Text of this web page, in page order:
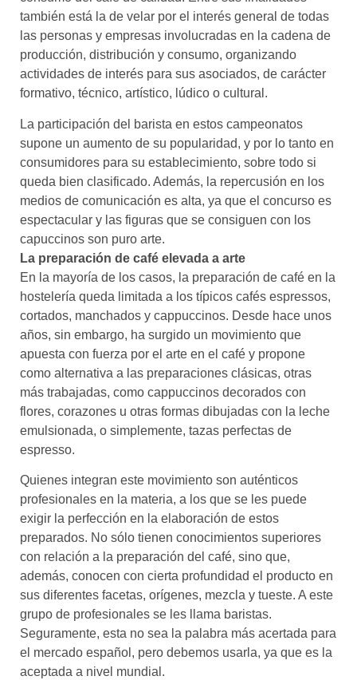
también está la de velar por el interés general de todas
las personas y empresas involucradas en la cadena de
producción, distribución y consumo, organizando
actividades de interés para sus asociados, de carácter
formativo, técnico, artístico, lúdico o cultural.
La participación del barista en estos campeonatos
supone un aumento de su popularidad, y por lo tanto en
consumidores para su establecimiento, sobre todo si
queda bien clasificado. Además, la repercusión en los
medios de comunicación es alta, ya que el concurso es
espectacular y las figuras que se consiguen con los
capuccinos son puro arte.
La preparación de café elevada a arte
En la mayoría de los casos, la preparación de café en la
hostelería queda limitada a los típicos cafés espressos,
cortados, manchados y cappuccinos. Desde hace unos
años, sin embargo, ha surgido un movimiento que
apuesta con fuerza por el arte en el café y propone
como alternativa a las preparaciones clásicas, otras
más trabajadas, como cappuccinos decorados con
flores, corazones u otras formas dibujadas con la leche
emulsionada, o simplemente, tazas perfectas de
espresso.
Quienes integran este movimiento son auténticos
profesionales en la materia, a los que se les puede
exigir la perfección en la elaboración de estos
preparados. No sólo tienen conocimientos superiores
con relación a la preparación del café, sino que,
además, conocen con cierta profundidad el producto en
sus diferentes facetas, orígenes, mezcla y tueste. A este
grupo de profesionales se les llama baristas.
Seguramente, esta no sea la palabra más acertada para
el mercado español, pero debemos usarla, ya que es la
aceptada a nivel mundial.